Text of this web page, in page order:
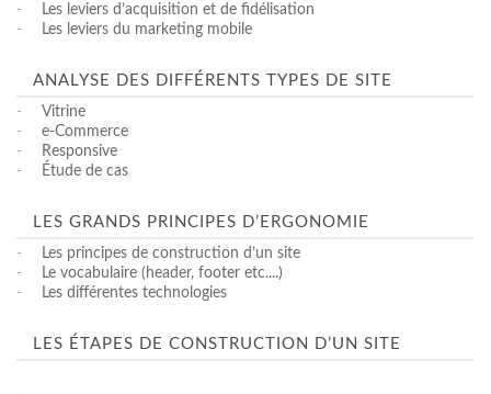
-
Les leviers d’acquisition et de fidélisation
-
Les leviers du marketing mobile
ANALYSE DES DIFFÉRENTS TYPES DE SITE
-
Vitrine
-
e-Commerce
-
Responsive
-
Étude de cas
LES GRANDS PRINCIPES D’ERGONOMIE
-
Les principes de construction d’un site
-
Le vocabulaire (header, footer etc....)
-
Les différentes technologies
LES ÉTAPES DE CONSTRUCTION D’UN SITE